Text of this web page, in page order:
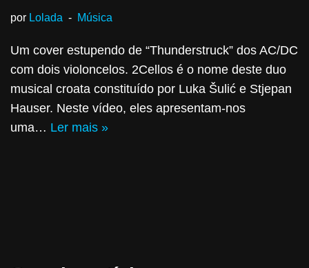
por Lolada Música
Um cover estupendo de “Thunderstruck” dos AC/DC
com dois violoncelos. 2Cellos é o nome deste duo
musical croata constituído por Luka Šulić e Stjepan
Hauser. Neste vídeo, eles apresentam-nos
uma… Ler mais »